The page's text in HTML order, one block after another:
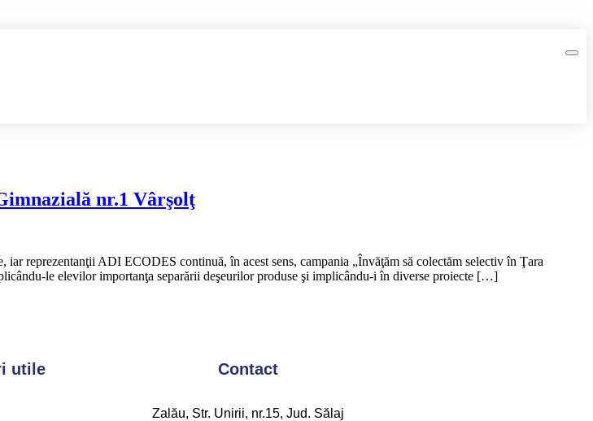
nr.1 Vârşolţ
reprezentanţii ADI ECODES continuă, în acest sens, campania „Învăţăm să colectăm selectiv în Ţara
le elevilor importanţa separării deşeurilor produse şi implicându-i în diverse proiecte […]
utile Contact
Zalău, Str. Unirii, nr.15, Jud. Sălaj